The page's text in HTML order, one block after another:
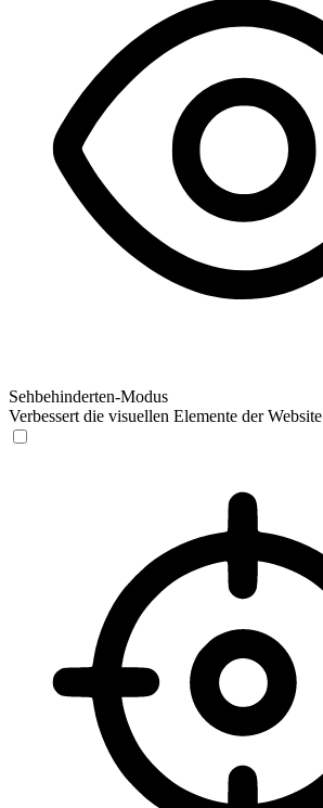
Sehbehinderten-Modus
Verbessert die visuellen Elemente der Website